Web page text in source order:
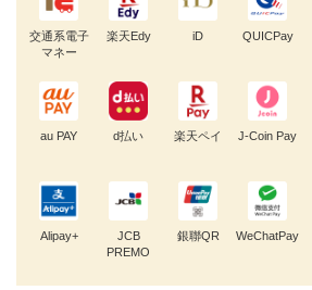
交通系電子
マネー
楽天Edy iD QUICPay
au PAY d払い 楽天ペイ J-Coin Pay
Alipay+
JCB
PREMO
銀聯QR WeChatPay